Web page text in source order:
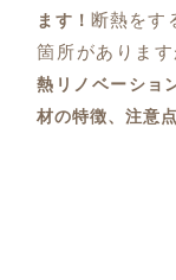
ます！ 断熱をす
箇所がありま
熱リノベーショ
材の特徴、注意